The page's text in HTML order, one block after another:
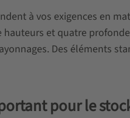
à vos exigences en
et quatre
Des éléments
pour le